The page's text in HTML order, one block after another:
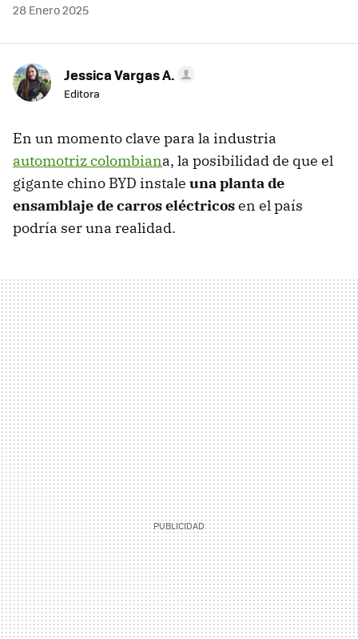
28 Enero 2025
Jessica Vargas A.
Editora
En un momento clave para la industria
automotriz colombiana, la posibilidad de que el
gigante chino BYD instale una planta de
ensamblaje de carros eléctricosen el país
podría ser una realidad.